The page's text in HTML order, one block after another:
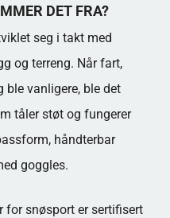
DET FRA?
seg i takt med
og terreng. Når fart,
ble vanligere, ble det
tåler støt og fungerer
håndterbar
goggles.
for snøsport er sertifisert